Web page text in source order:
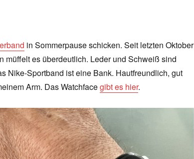
in Sommerpause schicken. Seit letzten Oktober
müffelt es überdeutlich. Leder und Schweiß sind
Nike-Sportband ist eine Bank. Hautfreundlich, gut
Arm. Das Watchfacegibt es hier.